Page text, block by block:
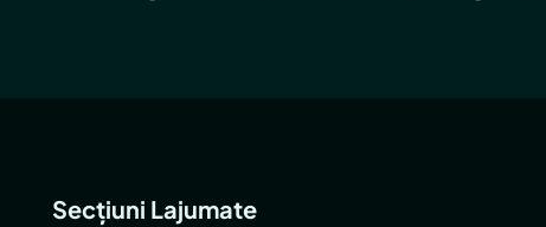
Secțiuni Lajumate